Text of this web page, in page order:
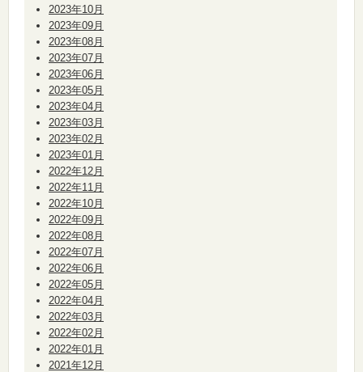
2023年10月
2023年09月
2023年08月
2023年07月
2023年06月
2023年05月
2023年04月
2023年03月
2023年02月
2023年01月
2022年12月
2022年11月
2022年10月
2022年09月
2022年08月
2022年07月
2022年06月
2022年05月
2022年04月
2022年03月
2022年02月
2022年01月
2021年12月